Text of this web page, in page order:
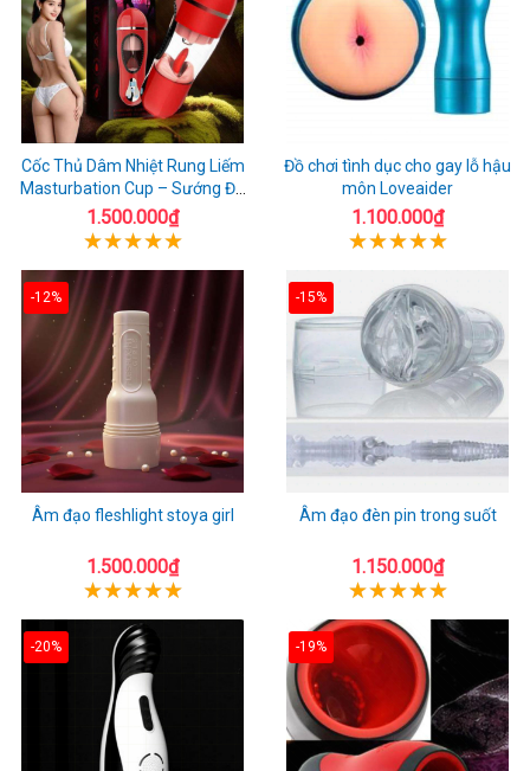
Cốc Thủ Dâm Nhiệt Rung Liếm
Masturbation Cup – Sướng Đã
Đời
1.500.000₫
Đồ chơi tình dục cho gay lỗ hậu
môn Loveaider
1.100.000₫
-12%
Âm đạo fleshlight stoya girl
1.500.000₫
-15%
Âm đạo đèn pin trong suốt
1.150.000₫
-20% -19%